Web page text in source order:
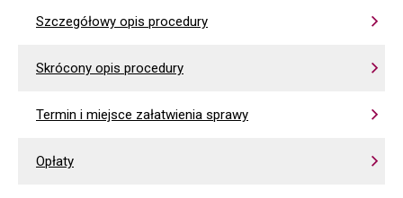
Szczegółowy opis procedury
Skrócony opis procedury
Termin i miejsce załatwienia sprawy
Opłaty